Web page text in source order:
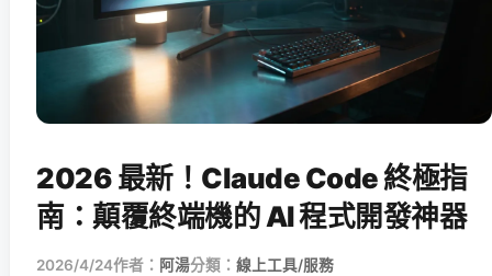
2026 最新！Claude Code 終極指
南：顛覆終端機的 AI 程式開發神器
2026/4/24作者： 阿湯分類： 線上工具/服務